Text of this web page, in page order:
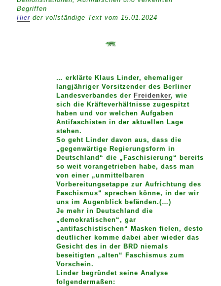
Begriffen
Hier der vollständige Text vom 15.01.2024
… erklärte Klaus Linder, ehemaliger
langjähriger Vorsitzender des Berliner
Landesverbandes derFreidenker, wie
sich die Kräfteverhältnisse zugespitzt
haben und vor welchen Aufgaben
Antifaschisten in der aktuellen Lage
stehen.
So geht Linder davon aus, dass die
„gegenwärtige Regierungsform in
Deutschland“ die „Faschisierung“ bereits
so weit vorangetrieben habe, dass man
von einer „unmittelbaren
Vorbereitungsetappe zur Aufrichtung des
Faschismus“ sprechen könne, in der wir
uns im Augenblick befänden.(…)
Je mehr in Deutschland die
„demokratischen“, gar
„antifaschistischen“ Masken fielen, desto
deutlicher komme dabei aber wieder das
Gesicht des in der BRD niemals
beseitigten „alten“ Faschismus zum
Vorschein.
Linder begründet seine Analyse
folgendermaßen: